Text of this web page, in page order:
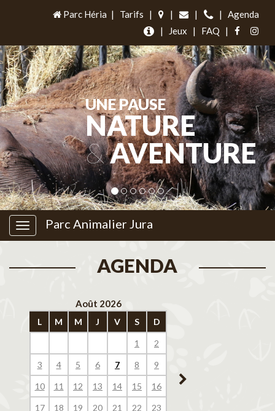
Parc Héria | Tarifs | | | |
Agenda
|
Jeux | FAQ |
UNE PAUSE
NATURE
&AVENTURE
Parc Animalier Jura
AGENDA
Août 2026
L M M J V S D
1 2
3 4 5 6 7 8 9
10 11 12 13 14 15 16
17 18 19 20 21 22 23
14